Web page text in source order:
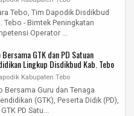
Dalam Kabupaten Tebo Tahun
Tebo, Tim Dapodik Disdikbud
Tebo - Bimtek Peningkatan
Operator ...
Bersama GTK dan PD Satuan
Lingkup Disdikbud Kab. Tebo
Hari Senin, 14 Juli 2025
Kabupaten Tebo
Bersama Guru dan Tenaga
(GTK), Peserta Didik (PD),
PD Satu...